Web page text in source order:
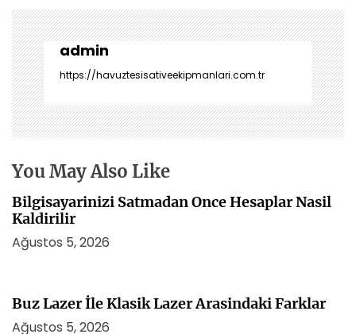
ı
g
e
z
i
n
m
s
i
admin
https://havuztesisativeekipmanlari.com.tr
You May Also Like
Bilgisayarinizi Satmadan Once Hesaplar Nasil
Kaldirilir
Ağustos 5, 2026
Buz Lazer İle Klasik Lazer Arasindaki Farklar
Ağustos 5, 2026